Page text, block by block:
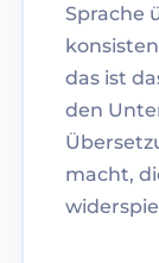
Sprache
das ist
den
macht,